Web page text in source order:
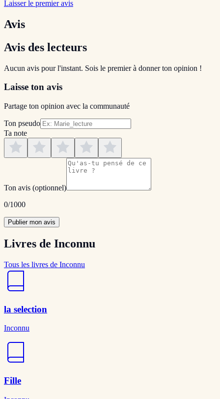
Laisser le premier avis
Avis
Avis des lecteurs
Aucun avis pour l'instant. Sois le premier à donner ton opinion !
Laisse ton avis
Partage ton opinion avec la communauté
Ton pseudo
Ta note
Ton avis (optionnel)
0/1000
Publier mon avis
Livres de Inconnu
Tous les livres de Inconnu
la selection
Inconnu
Fille